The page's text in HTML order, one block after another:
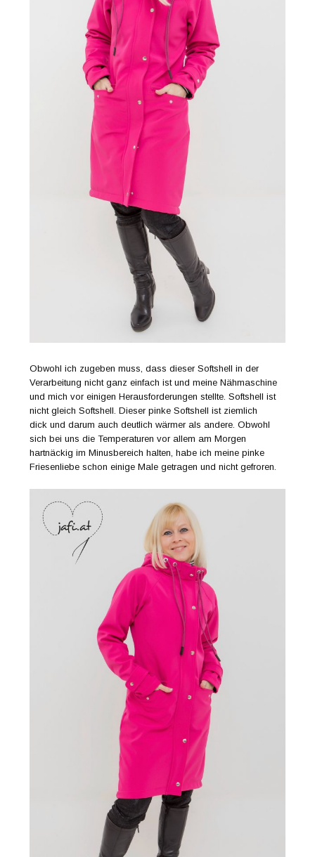
Obwohl ich zugeben muss, dass dieser Softshell in der
Verarbeitung nicht ganz einfach ist und meine Nähmaschine
und mich vor einigen Herausforderungen stellte. Softshell ist
nicht gleich Softshell. Dieser pinke Softshell ist ziemlich
dick und darum auch deutlich wärmer als andere. Obwohl
sich bei uns die Temperaturen vor allem am Morgen
hartnäckig im Minusbereich halten, habe ich meine pinke
Friesenliebe schon einige Male getragen und nicht gefroren.